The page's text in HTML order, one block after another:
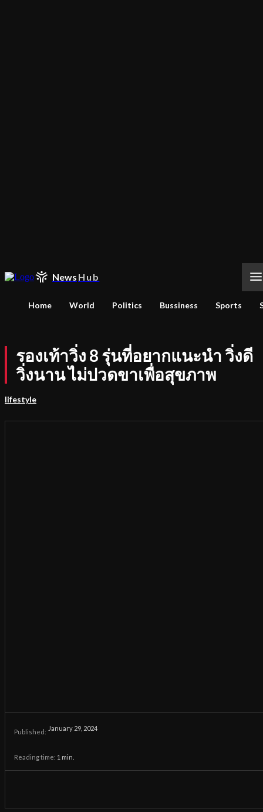
News Hub
Home World Politics Bussiness Sports
รองเท้าวิ่ง 8 รุ่นที่อยากแนะนำ วิ่งดี
วิ่งนาน ไม่ปวดขาเพื่อสุขภาพ
lifestyle
Published: January 29, 2024
Reading time: 1 min.